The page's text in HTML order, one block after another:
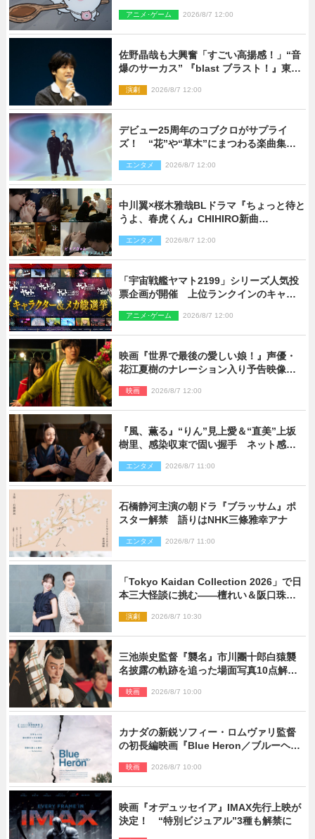
アニメ･ゲーム 2026/8/7 12:00
佐野晶哉も大興奮「すごい高揚感！」“音
爆のサーカス” 『blast ブラスト！』東京
演劇 2026/8/7 12:00
デビュー25周年のコブクロがサプライ
ズ！ “花”や“草木”にまつわる楽曲集め
信リリース
エンタメ 2026/8/7 12:00
中川翼×桜木雅哉BLドラマ『ちょっと待と
うよ、春虎くん』CHIHIRO新曲
エンタメ 2026/8/7 12:00
「宇宙戦艦ヤマト2199」シリーズ人気投
票企画が開催 上位ランクインのキャラ
を制作
アニメ･ゲーム 2026/8/7 12:00
映画『世界で最後の愛しい娘！』声優・
花江夏樹のナレーション入り予告映像解
い！」
映画 2026/8/7 12:00
『風、薫る』“りん”見上愛＆“直美”上坂
樹里、感染収束で固い握手 ネット感動
エンタメ 2026/8/7 11:00
石橋静河主演の朝ドラ『ブラッサム』ポ
スター解禁 語りはNHK三條雅幸アナ
エンタメ 2026/8/7 11:00
「Tokyo Kaidan Collection 2026」で日
本三大怪談に挑む――檀れい＆阪口珠美
演劇 2026/8/7 10:30
三池崇史監督『襲名』市川團十郎白猿襲
名披露の軌跡を追った場面写真10点解
映画 2026/8/7 10:00
カナダの新鋭ソフィー・ロムヴァリ監督
の初長編映画『Blue Heron／ブルーヘロ
映画 2026/8/7 10:00
映画『オデュッセイア』IMAX先行上映が
決定！ “特別ビジュアル”3種も解禁に